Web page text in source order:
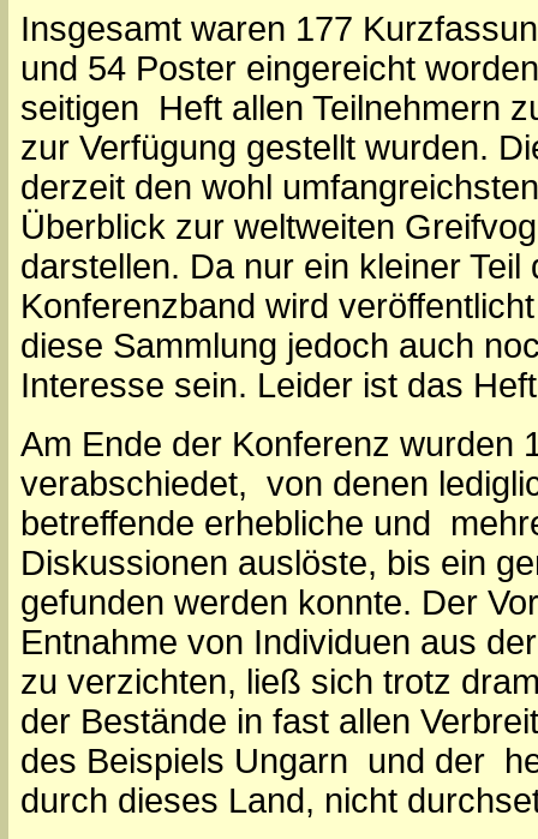
Insgesamt waren 177
und 54 Poster eingereicht
seitigen Heft allen Teilnehmern
zur Verfügung gestellt wurden.
derzeit den wohl
Überblick zur weltweiten
darstellen. Da nur ein kleiner
Konferenzband wird
diese Sammlung jedoch auch
Interesse sein. Leider ist das
Am Ende der Konferenz wurden
verabschiedet, von denen
betreffende erhebliche und
Diskussionen auslöste, bis ein
gefunden werden konnte. Der
Entnahme von Individuen aus
zu verzichten, ließ sich trotz
der Bestände in fast allen
des Beispiels Ungarn und der
durch dieses Land, nicht